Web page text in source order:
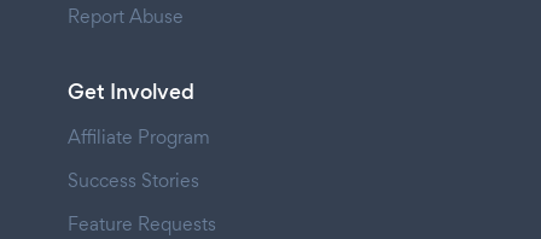
Report Abuse
Get Involved
Affiliate Program
Success Stories
Feature Requests